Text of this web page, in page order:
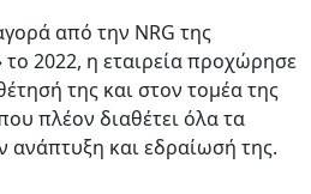
από την NRG της
2022, η εταιρεία προχώρησε
της και στον τομέα της
πλέον διαθέτει όλα τα
ανάπτυξη και εδραίωσή της.